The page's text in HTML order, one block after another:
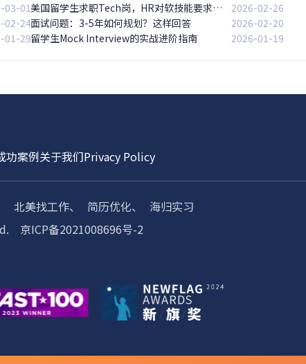
03-01 美国留学生求职Tech岗，HR对软技能要求高不高？
2026-02-26
02-24面试问题：3-5年如何规划？这样回答
2026-02-20
01-29留学生Mock Interview的实战进阶指南 2026-01-19
功案例关于我们Privacy Policy
北美找工作、 简历优化、
海归实习
京ICP备2021008696号-2